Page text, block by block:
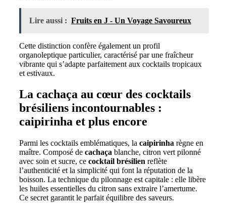
Lire aussi : Fruits en J - Un Voyage Savoureux
Cette distinction confère également un profil
organoleptique particulier, caractérisé par une fraîcheur
vibrante qui s’adapte parfaitement aux cocktails tropicaux
et estivaux.
La cachaça au cœur des cocktails
brésiliens incontournables :
caipirinha et plus encore
Parmi les cocktails emblématiques, la caipirinha règne en
maître. Composé de cachaça blanche, citron vert pilonné
avec soin et sucre, ce cocktail brésilien reflète
l’authenticité et la simplicité qui font la réputation de la
boisson. La technique du pilonnage est capitale : elle libère
les huiles essentielles du citron sans extraire l’amertume.
Ce secret garantit le parfait équilibre des saveurs.